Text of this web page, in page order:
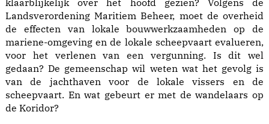
klaarblijkelijk over het hoofd gezien? Volgens de
Landsverordening Maritiem Beheer, moet de overheid
de effecten van lokale bouwwerkzaamheden op de
mariene-omgeving en de lokale scheepvaart evalueren,
voor het verlenen van een vergunning. Is dit wel
gedaan? De gemeenschap wil weten wat het gevolg is
van de jachthaven voor de lokale vissers en de
scheepvaart. En wat gebeurt er met de wandelaars op
de Koridor?